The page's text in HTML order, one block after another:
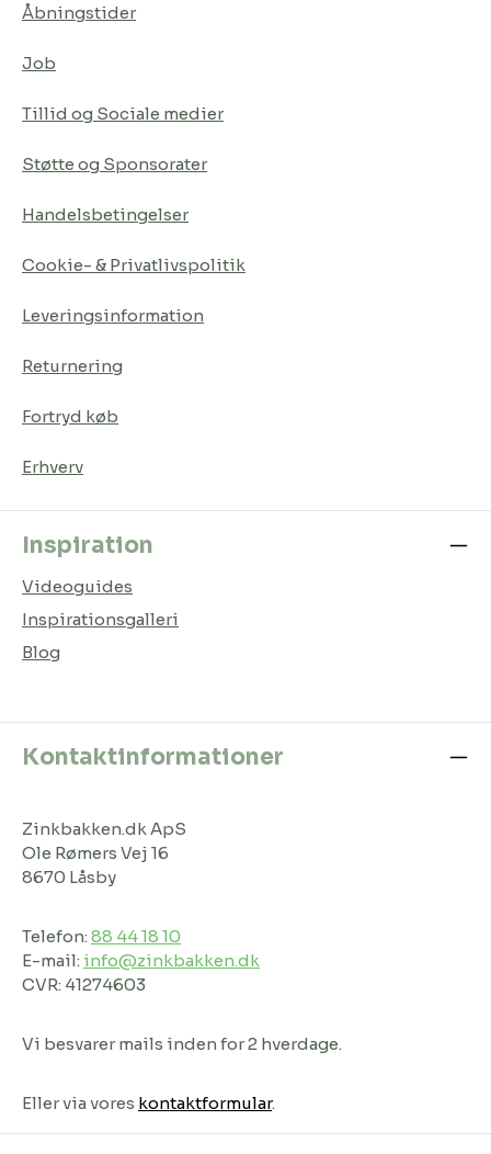
Åbningstider
Job
Tillid og Sociale medier
Støtte og Sponsorater
Handelsbetingelser
Cookie- & Privatlivspolitik
Leveringsinformation
Returnering
Fortryd køb
Erhverv
Inspiration
Videoguides
Inspirationsgalleri
Blog
Kontaktinformationer
Zinkbakken.dk ApS
Ole Rømers Vej 16
8670 Låsby
Telefon: 88 44 18 10
E-mail: info@zinkbakken.dk
CVR: 41274603
Vi besvarer mails inden for 2 hverdage.
Eller via vores kontaktformular.